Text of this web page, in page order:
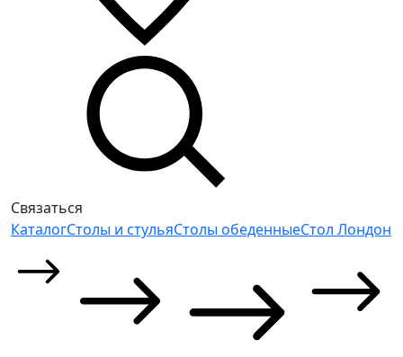
Связаться
КаталогСтолы и стульяСтолы обеденныеСтол Лондон